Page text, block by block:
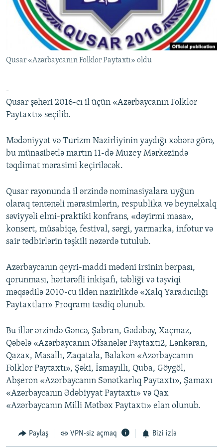
İNFOQRAFIKA
KARIKATURA
AZƏRBAYCAN ƏDƏBIYYATI KITABXANASI
İSLAM VƏ DEMOKRATIYA
İZ - MƏDƏNIYYƏT PROQRAMI
MISSIYAMIZ
PEŞƏ ETIKASI VƏ JURNALISTIKA STANDARTLARIMIZ
MATERIALLARIMIZDAN ISTIFADƏ
AZADLIQRADIOSU MOBIL TELEFONUNUZDA
XƏBƏR BÜLLETENLƏRIMIZ
BIZI IZLƏ
RFE/RL-in bütün saytları
Qusar «Azərbaycanın Folklor Paytaxtı» oldu
-
Qusar şəhəri 2016-cı il üçün «Azərbaycanın Folklor
Paytaxtı» seçilib.
Mədəniyyət və Turizm Nazirliyinin yaydığı xəbərə görə,
bu münasibətlə martın 11-də Muzey Mərkəzində
təqdimat mərasimi keçiriləcək.
Qusar rayonunda il ərzində nominasiyalara uyğun
olaraq təntənəli mərasimlərin, respublika və beynəlxalq
səviyyəli elmi-praktiki konfrans, «dəyirmi masa»,
konsert, müsabiqə, festival, sərgi, yarmarka, infotur və
sair tədbirlərin təşkili nəzərdə tutulub.
Azərbaycanın qeyri-maddi mədəni irsinin bərpası,
qorunması, hərtərəfli inkişafı, təbliği və təşviqi
məqsədilə 2010-cu ildən nazirlikdə «Xalq Yaradıcılığı
Paytaxtları» Proqramı təsdiq olunub.
Bu illər ərzində Gəncə, Şabran, Gədəbəy, Xaçmaz,
Qəbələ «Azərbaycanın Əfsanələr Paytaxtı2, Lənkəran,
Qazax, Masallı, Zaqatala, Balakən «Azərbaycanın
Folklor Paytaxtı», Şəki, İsmayıllı, Quba, Göygöl,
Abşeron «Azərbaycanın Sənətkarlıq Paytaxtı», Şamaxı
«Azərbaycanın Ədəbiyyat Paytaxtı» və Qax
«Azərbaycanın Milli Mətbəx Paytaxtı» elan olunub.
Paylaş VPN-siz açmaq Bizi izlə